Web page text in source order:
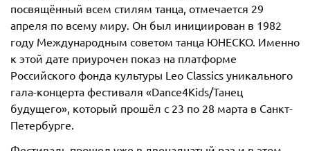
посвящённый всем стилям танца, отмечается 29
апреля по всему миру. Он был инициирован в 1982
году Международным советом танца ЮНЕСКО. Именно
к этой дате приурочен показ на платформе
Российского фонда культуры Leo Classics уникального
гала-концерта фестиваля «Dance4Kids/Танец
будущего», который прошёл с 23 по 28 марта в Санкт-
Петербурге.